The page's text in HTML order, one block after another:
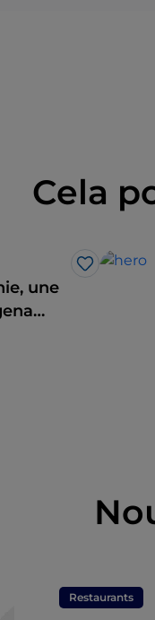
Cela
J’aime
une
Restaurants